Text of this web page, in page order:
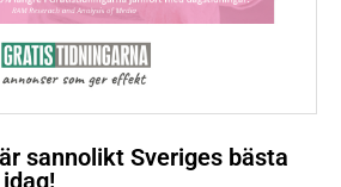
sannolikt Sveriges bästa